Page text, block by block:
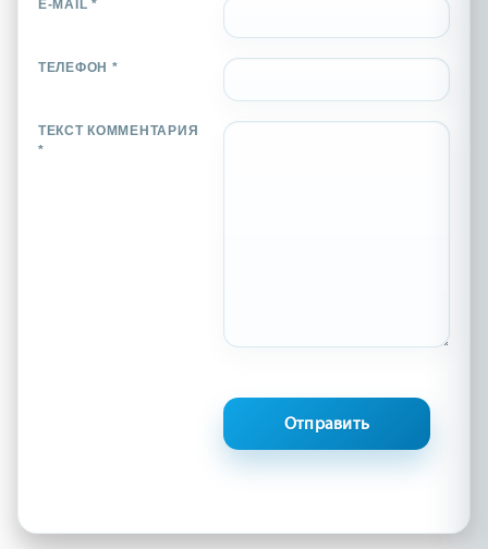
E-MAIL *
ТЕЛЕФОН *
ТЕКСТ КОММЕНТАРИЯ
*